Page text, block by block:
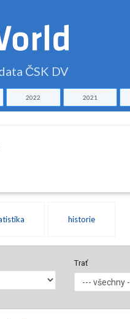
ČSK DV
2022 2021
historie
Trať